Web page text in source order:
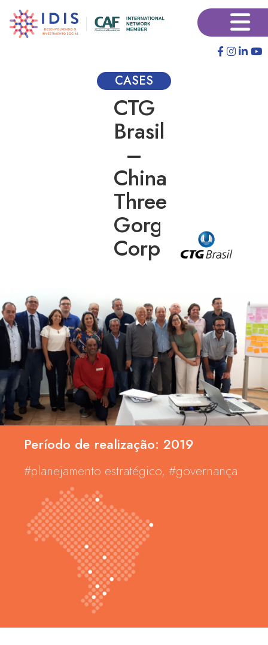
para
×
CASES
CTG
Brasil
–
China
Three
Gorges
Corporation
Período de realização: 2019
#planejamento estratégico, #governança